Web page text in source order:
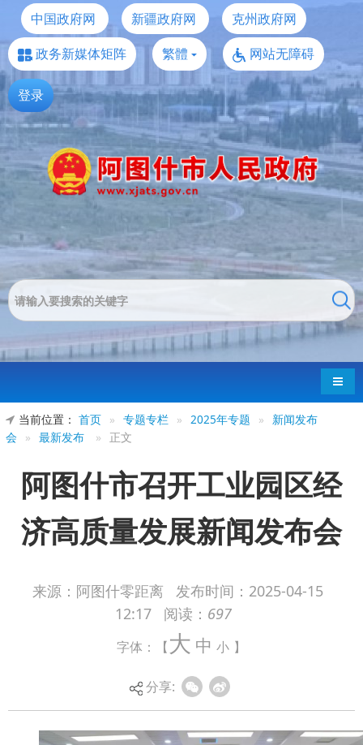
中国政府网 新疆政府网
克州政府网
政务新媒体矩阵
繁體 网站无障碍
登录
导航
当前位置： 首页 » 专题专栏 » 2025年专题 »
新闻发布
会 » 最新发布 » 正文
阿图什市召开工业园区经
济高质量发展新闻发布会
来源：阿图什零距离 发布时间： 2025-04-15
12:17
阅读： 697
字体：【大 中 小 】
分享: